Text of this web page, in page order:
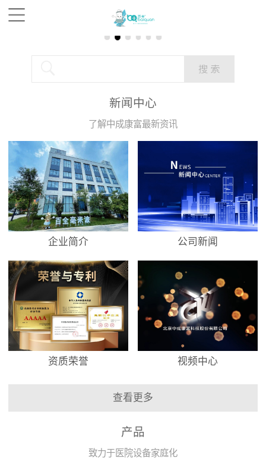
新闻中心
了解中成康富最新资讯
企业简介 公司新闻
资质荣誉 视频中心
查看更多
产品
致力于医院设备家庭化